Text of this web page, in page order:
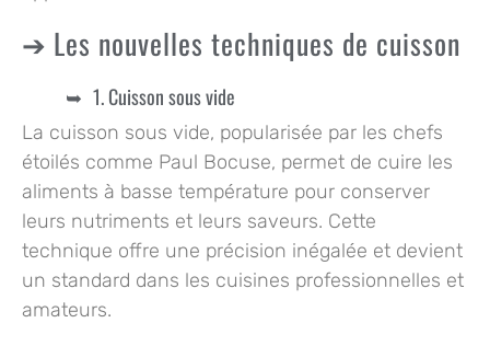
Les nouvelles techniques de cuisson
1. Cuisson sous vide
La cuisson sous vide, popularisée par les chefs
étoilés comme Paul Bocuse, permet de cuire les
aliments à basse température pour conserver
leurs nutriments et leurs saveurs. Cette
technique offre une précision inégalée et devient
un standard dans les cuisines professionnelles et
amateurs.